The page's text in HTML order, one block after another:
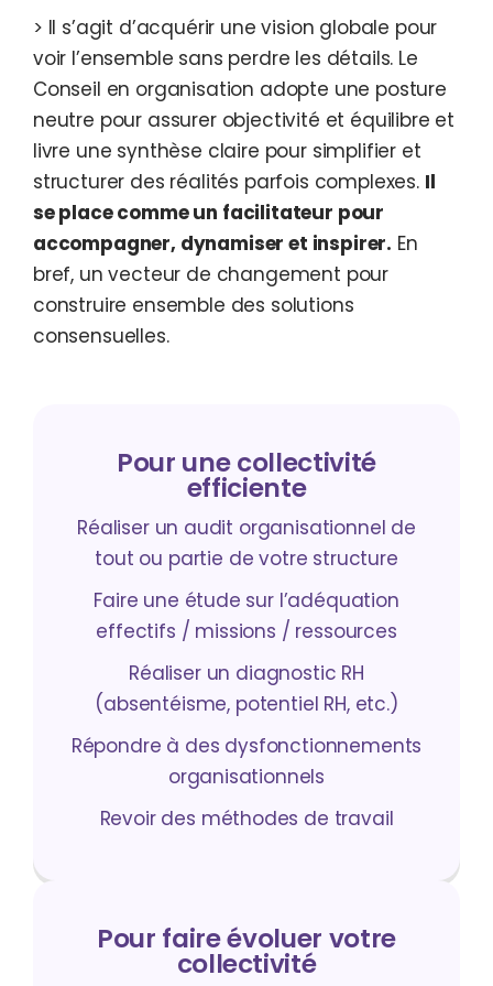
> Il s’agit d’acquérir une vision globale pour
voir l’ensemble sans perdre les détails. Le
Conseil en organisation adopte une posture
neutre pour assurer objectivité et équilibre et
livre une synthèse claire pour simplifier et
structurer des réalités parfois complexes. Il
se place comme un facilitateur pour
accompagner, dynamiser et inspirer. En
bref, un vecteur de changement pour
construire ensemble des solutions
consensuelles.
Pour une collectivité
efficiente
Réaliser un audit organisationnel de
tout ou partie de votre structure
Faire une étude sur l’adéquation
effectifs / missions / ressources
Réaliser un diagnostic RH
(absentéisme, potentiel RH, etc.)
Répondre à des dysfonctionnements
organisationnels
Revoir des méthodes de travail
Pour faire évoluer votre
collectivité